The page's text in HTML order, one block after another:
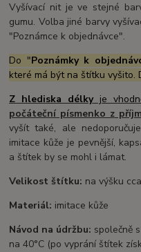
Vyšívací nit je ve stejné
gumu. Volba jiné barvy
"Poznámce k objednávce".
Do "Poznámky k
které má být na štítku vyšito.
Z hlediska délkyje
počáteční písmenko z
vyšít také, ale
imitace kůže je pevnější,
a štítek by se mohl i lámat.
Velikost štítku: na výšku
Materiál: imitace kůže
Návod na údržbu: společně
na 40°C (po vyprání štítek